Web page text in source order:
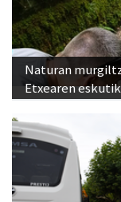
Naturan
Etxearen eskutik